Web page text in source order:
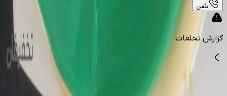
تلفن
گزارش تخلفات